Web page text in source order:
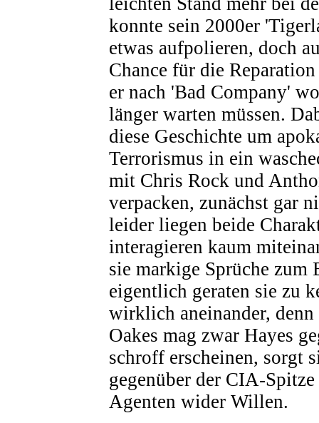
konnte sein 2000er
etwas aufpolieren, doch
Chance für die
er nach 'Bad Company'
länger warten müssen.
diese Geschichte um
Terrorismus in ein
mit Chris Rock und
verpacken, zunächst gar
leider liegen beide
interagieren kaum
sie markige Sprüche zum
eigentlich geraten sie zu
wirklich aneinander,
Oakes mag zwar Hayes
schroff erscheinen, sorgt
gegenüber der CIA-
Agenten wider Willen.